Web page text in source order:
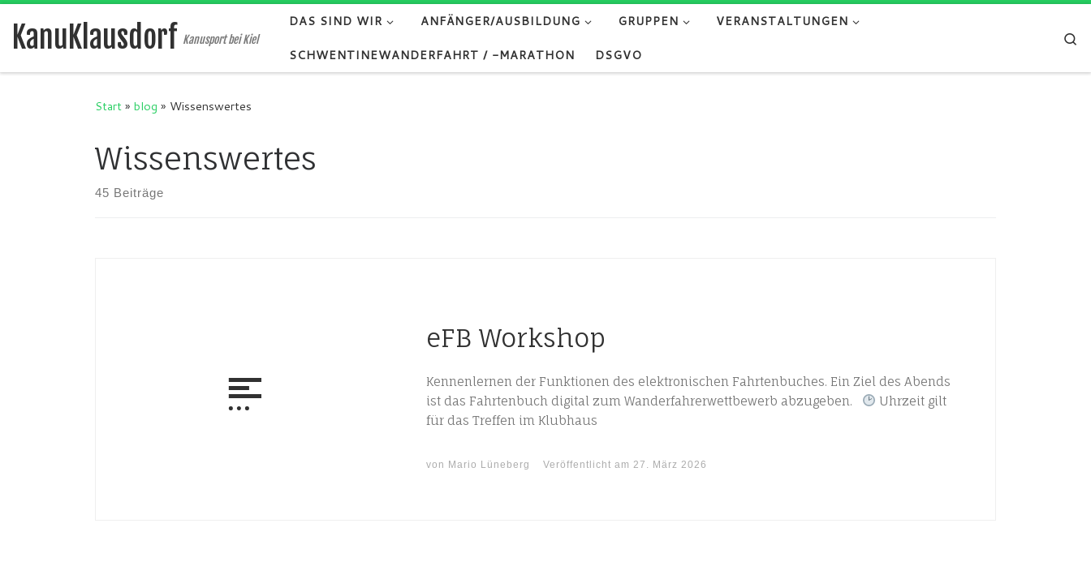
Zum Inhalt springen
KanuKlausdorf Kanusport bei Kiel
DAS SIND WIR ANFÄNGER/AUSBILDUNG GRUPPEN
VERANSTALTUNGEN
SCHWENTINEWANDERFAHRT / -MARATHON
DSGVO
Start» blog » Wissenswertes
Wissenswertes
45 Beiträge
eFB Workshop
Kennenlernen der Funktionen des elektronischen Fahrtenbuches. Ein Ziel des Abends
ist das Fahrtenbuch digital zum Wanderfahrerwettbewerb abzugeben.
Uhrzeit gilt
für das Treffen im Klubhaus
von Mario Lüneberg Veröffentlicht am 27. März 2026